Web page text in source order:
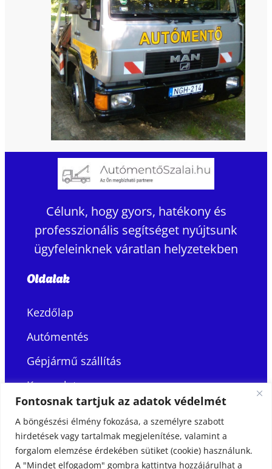
Fontosnak tartjuk az adatok védelmét
A böngészési élmény fokozása, a személyre szabott
hirdetések vagy tartalmak megjelenítése, valamint a
forgalom elemzése érdekében sütiket (cookie) használunk.
A "Mindet elfogadom" gombra kattintva hozzájárulhat a
Célunk, hogy gyors, hatékony és
professzionális segítséget nyújtsunk
ügyfeleinknek váratlan helyzetekben
Oldalak
Kezdőlap
Autómentés
Gépjármű szállítás
Kapcsolat
Kapcsolat
+36 30 400 2020